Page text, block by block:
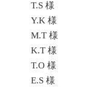
T.S 様
Y.K 様
M.T 様
K.T 様
T.O 様
E.S 様